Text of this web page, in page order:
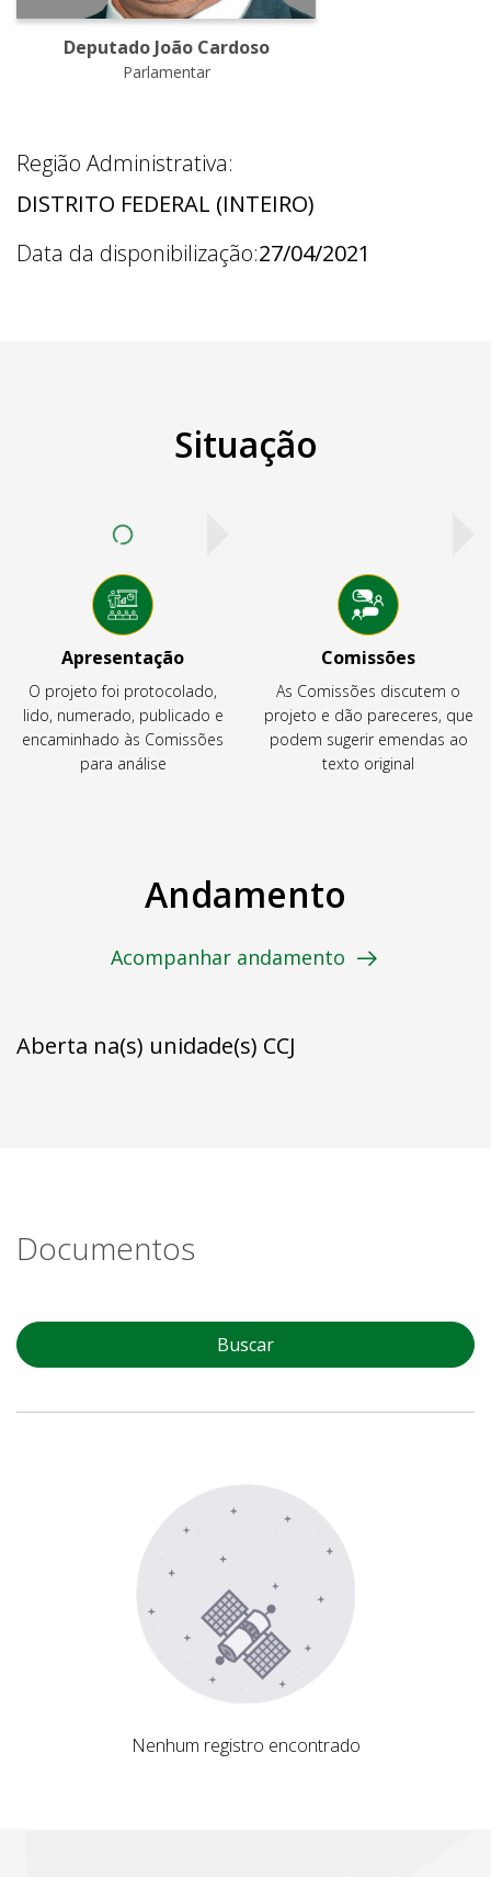
Deputado João Cardoso
Parlamentar
Região Administrativa:
DISTRITO FEDERAL (INTEIRO)
Data da disponibilização:27/04/2021
Situação
Apresentação
O projeto foi protocolado,
lido, numerado, publicado e
encaminhado às Comissões
para análise
Comissões
As Comissões discutem o
projeto e dão pareceres, que
podem sugerir emendas ao
texto original
Andamento
Acompanhar andamento
Aberta na(s) unidade(s) CCJ
Documentos
Buscar
Nenhum registro encontrado
Nenhum registro encontrado